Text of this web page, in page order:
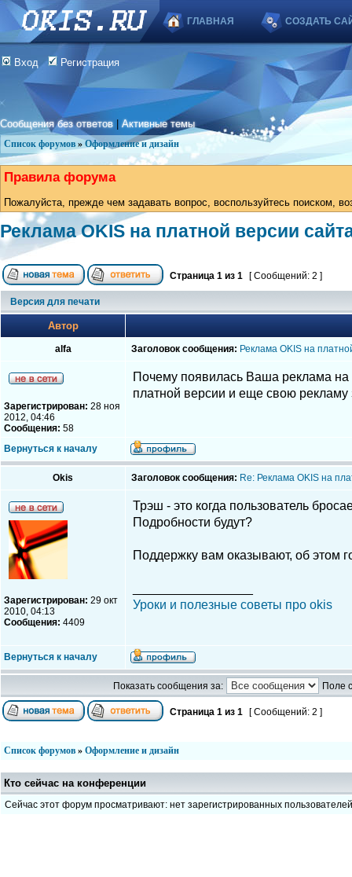
ГЛАВНАЯ СОЗДАТЬ
Вход Регистрация
Сообщения без ответов |Активные темы
Список форумов » Оформление и дизайн
Правила форума
Пожалуйста, прежде чем задавать вопрос, воспользуйтесь поиском,
Реклама OKIS на платной версии
Страница 1 из 1 [ Сообщений: 2 ]
Версия для печати
Автор
alfa Заголовок сообщения: Реклама OKIS на
Зарегистрирован: 28 ноя
2012, 04:46
Сообщения: 58
Почему появилась Ваша реклама
платной версии и еще свою рекламу
Вернуться к началу
Okis Заголовок сообщения: Re: Реклама OKIS на
Зарегистрирован: 29 окт
2010, 04:13
Сообщения: 4409
Трэш - это когда пользователь
Подробности будут?
Поддержку вам оказывают, об этом
Уроки и полезные советы про okis
Вернуться к началу
Показать сообщения за: Поле
Страница 1 из 1 [ Сообщений: 2 ]
Список форумов » Оформление и дизайн
Кто сейчас на конференции
Сейчас этот форум просматривают: нет зарегистрированных пользователей